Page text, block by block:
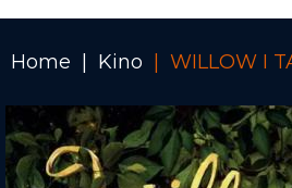
nawigacyjna
Home Kino WILLOW I